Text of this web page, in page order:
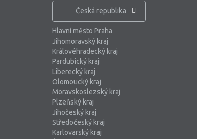
Česká republika
Hlavní město Praha
Jihomoravský kraj
Královéhradecký kraj
Pardubický kraj
Liberecký kraj
Olomoucký kraj
Moravskoslezský kraj
Plzeňský kraj
Jihočeský kraj
Středočeský kraj
Karlovarský kraj